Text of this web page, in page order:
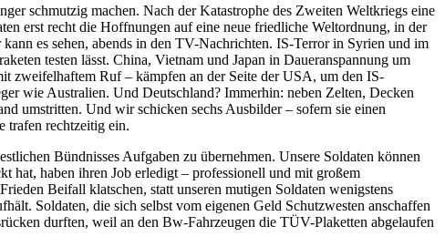
schmutzig machen. Nach der Katastrophe des Zweiten Weltkriegs eine
erst recht die Hoffnungen auf eine neue friedliche Weltordnung, in der
es sehen, abends in den TV-Nachrichten. IS-Terror in Syrien und im
testen lässt. China, Vietnam und Japan in Daueranspannung um
zweifelhaftem Ruf – kämpfen an der Seite der USA, um den IS-
wie Australien. Und Deutschland? Immerhin: neben Zelten, Decken
umstritten. Und wir schicken sechs Ausbilder – sofern sie einen
trafen rechtzeitig ein.
Bündnisses Aufgaben zu übernehmen. Unsere Soldaten können
hat, haben ihren Job erledigt – professionell und mit großem
Beifall klatschen, statt unseren mutigen Soldaten wenigstens
Soldaten, die sich selbst vom eigenen Geld Schutzwesten anschaffen
durften, weil an den Bw-Fahrzeugen die TÜV-Plaketten abgelaufen